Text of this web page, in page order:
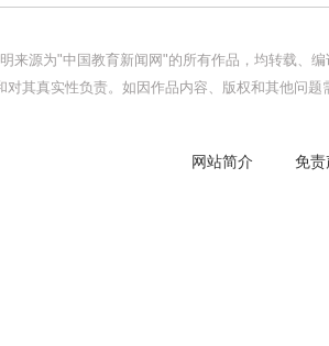
来源为"中国教育新闻网"的所有作品，均转载、
对其真实性负责。如因作品内容、版权和其他问
网站简介 免责